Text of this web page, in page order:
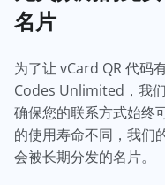
名片
为了让 vCard QR 代码
Codes Unlimited，我
确保您的联系方式始终
的使用寿命不同，我们
会被长期分发的名片。